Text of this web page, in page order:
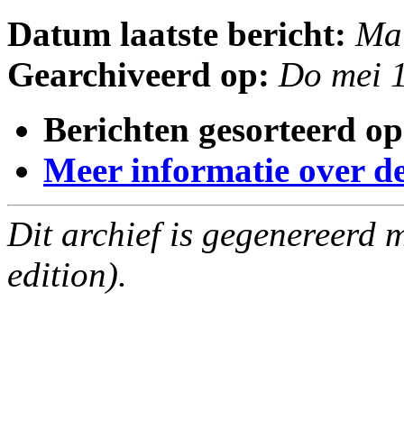
Datum laatste bericht:
Gearchiveerd op: Do mei
Berichten gesorteerd
Meer informatie over
Dit archief is gegenereerd
edition).